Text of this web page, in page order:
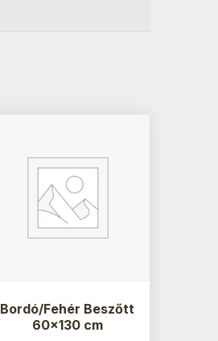
Bordó/Fehér Beszőtt
60×130 cm